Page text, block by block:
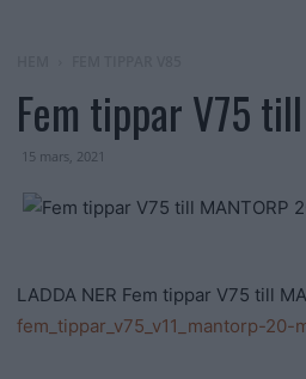
Fem tippar V75
15 mars, 2021
LADDA NER Fem tippar V75 till
fem_tippar_v75_v11_mantorp-20-